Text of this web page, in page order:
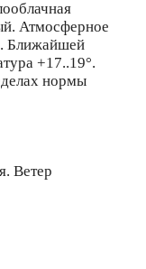
Атмосферное
. Ближайшей
+17..19°.
нормы
Ветер